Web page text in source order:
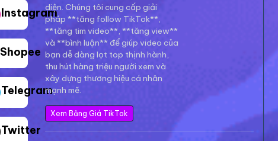
Instagram
Shopee
Telegram
Twitter
diện. Chúng tôi cung cấp giải
pháp **tăng follow TikTok**,
**tăng tim video**, **tăng view**
và **bình luận** để giúp video của
bạn dễ dàng lọt top thịnh hành,
thu hút hàng triệu người xem và
xây dựng thương hiệu cá nhân
mạnh mẽ.
Xem Bảng Giá TikTok